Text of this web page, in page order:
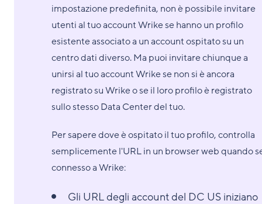
impostazione predefinita, non è possibile invitare
utenti al tuo account Wrike se hanno un profilo
esistente associato a un account ospitato su un
centro dati diverso. Ma puoi invitare chiunque a
unirsi al tuo account Wrike se non si è ancora
registrato su Wrike o se il loro profilo è registrato
sullo stesso Data Center del tuo.
Per sapere dove è ospitato il tuo profilo, controlla
semplicemente l'URL in un browser web quando
connesso a Wrike:
Gli URL degli account del DC US iniziano